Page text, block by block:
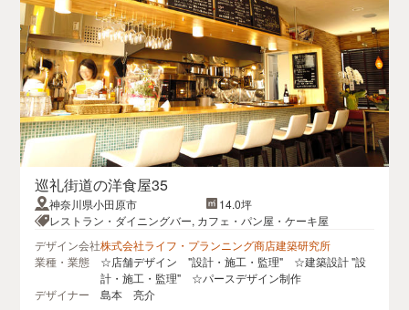
巡礼街道の洋食屋35
神奈川県小田原市
14.0坪
レストラン・ダイニングバー, カフェ・パン屋・ケーキ屋
デザイン会社株式会社ライフ・プランニング商店建築研究所
業種・業態
☆店舗デザイン "設計・施工・監理" ☆建築設計 "設
計・施工・監理" ☆パースデザイン制作
デザイナー
島本 亮介